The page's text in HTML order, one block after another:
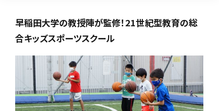
早稲田大学の教授陣が監修！21世紀型教育の総
合キッズスポーツスクール